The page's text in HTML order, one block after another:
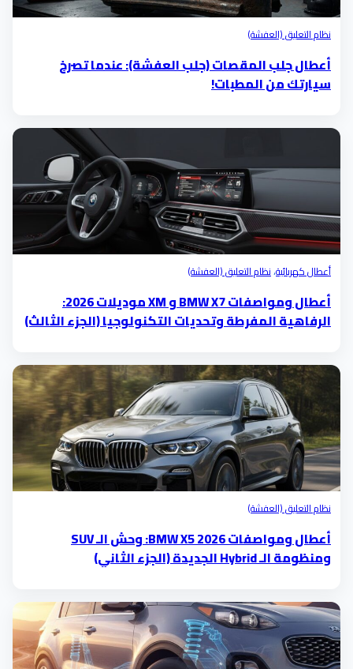
نظام التعليق (العفشة)
أعطال جلب المقصات (جلب العفشة): عندما تصرخ
سيارتك من المطبات!
أعطال كهربائية،نظام التعليق (العفشة)
أعطال ومواصفات BMW X7 و XM موديلات 2026:
الرفاهية المفرطة وتحديات التكنولوجيا (الجزء الثالث)
نظام التعليق (العفشة)
أعطال ومواصفات BMW X5 2026: وحش الـ SUV
ومنظومة الـ Hybrid الجديدة (الجزء الثاني)